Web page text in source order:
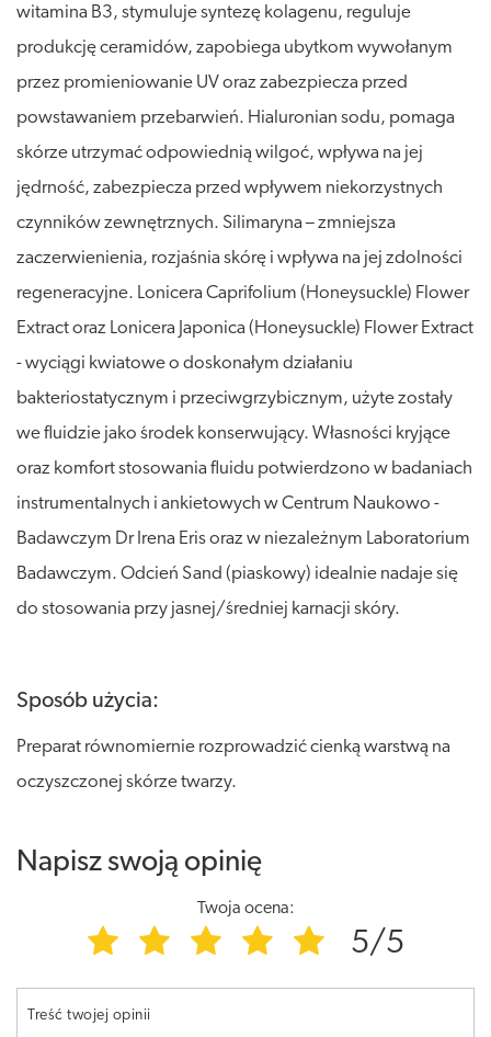
witamina B3, stymuluje syntezę kolagenu, reguluje
produkcję ceramidów, zapobiega ubytkom wywołanym
przez promieniowanie UV oraz zabezpiecza przed
powstawaniem przebarwień. Hialuronian sodu, pomaga
skórze utrzymać odpowiednią wilgoć, wpływa na jej
jędrność, zabezpiecza przed wpływem niekorzystnych
czynników zewnętrznych. Silimaryna – zmniejsza
zaczerwienienia, rozjaśnia skórę i wpływa na jej zdolności
regeneracyjne. Lonicera Caprifolium (Honeysuckle) Flower
Extract oraz Lonicera Japonica (Honeysuckle) Flower Extract
- wyciągi kwiatowe o doskonałym działaniu
bakteriostatycznym i przeciwgrzybicznym, użyte zostały
we fluidzie jako środek konserwujący. Własności kryjące
oraz komfort stosowania fluidu potwierdzono w badaniach
instrumentalnych i ankietowych w Centrum Naukowo -
Badawczym Dr Irena Eris oraz w niezależnym Laboratorium
Badawczym. Odcień Sand (piaskowy) idealnie nadaje się
do stosowania przy jasnej/średniej karnacji skóry.
Sposób użycia:
Preparat równomiernie rozprowadzić cienką warstwą na
oczyszczonej skórze twarzy.
Napisz swoją opinię
Twoja ocena:
5/5
Treść twojej opinii